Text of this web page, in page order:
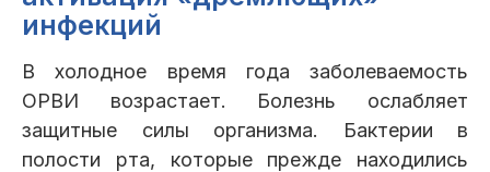
инфекций
В холодное время года заболеваемость
ОРВИ возрастает. Болезнь ослабляет
защитные силы организма. Бактерии в
полости рта, которые прежде находились